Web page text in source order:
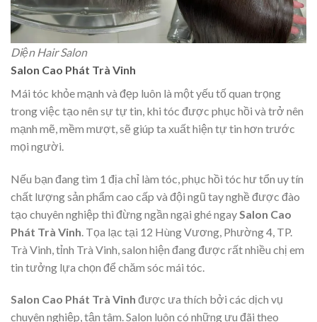
Diện Hair Salon
Salon Cao Phát Trà Vinh
Mái tóc khỏe mạnh và đẹp luôn là một yếu tố quan trọng
trong việc tạo nên sự tự tin, khi tóc được phục hồi và trở nên
mạnh mẽ, mềm mượt, sẽ giúp ta xuất hiện tự tin hơn trước
mọi người.
Nếu bạn đang tìm 1 địa chỉ làm tóc, phục hồi tóc hư tổn uy tín
chất lượng sản phẩm cao cấp và đội ngũ tay nghề được đào
tạo chuyên nghiệp thì đừng ngần ngại ghé ngay Salon Cao
Phát Trà Vinh . Tọa lạc tại 12 Hùng Vương, Phường 4, TP.
Trà Vinh, tỉnh Trà Vinh, salon hiện đang được rất nhiều chị em
tin tưởng lựa chọn để chăm sóc mái tóc.
Salon Cao Phát Trà Vinh được ưa thích bởi các dịch vụ
chuyên nghiệp, tận tâm. Salon luôn có những ưu đãi theo